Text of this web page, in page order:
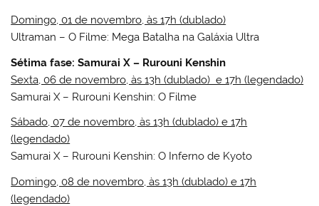
Domingo, 01 de novembro, às 17h (dublado)
Ultraman – O Filme: Mega Batalha na Galáxia Ultra
Sétima fase: Samurai X – Rurouni Kenshin
Sexta, 06 de novembro, às 13h (dublado) e 17h (legendado)
Samurai X – Rurouni Kenshin: O Filme
Sábado, 07 de novembro, às 13h (dublado) e 17h
(legendado)
Samurai X – Rurouni Kenshin: O Inferno de Kyoto
Domingo, 08 de novembro, às 13h (dublado) e 17h
(legendado)